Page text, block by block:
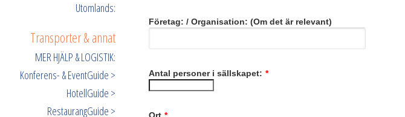
Utomlands:
Transporter & annat
MER HJÄLP & LOGISTIK:
Konferens- & EventGuide >
HotellGuide >
RestaurangGuide >
Företag: / Organisation: (Om det är relevant)
Antal personer i sällskapet: *